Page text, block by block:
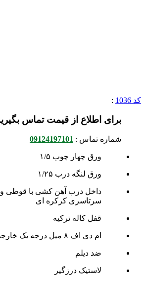
کد 1036 :
برای اطلاع از قیمت تماس
شماره تماس : 09124197101
ورق چهار چوب ۱/۵
ورق لنگه درب ۱/۲۵
داخل درب آهن کشی با قوطی و
سرتاسری کرکره ای
قفل کاله ترکیه
ام دی اف ۸ میل درجه یک خارجی
ضد دیلم
لاستیک درزگیر